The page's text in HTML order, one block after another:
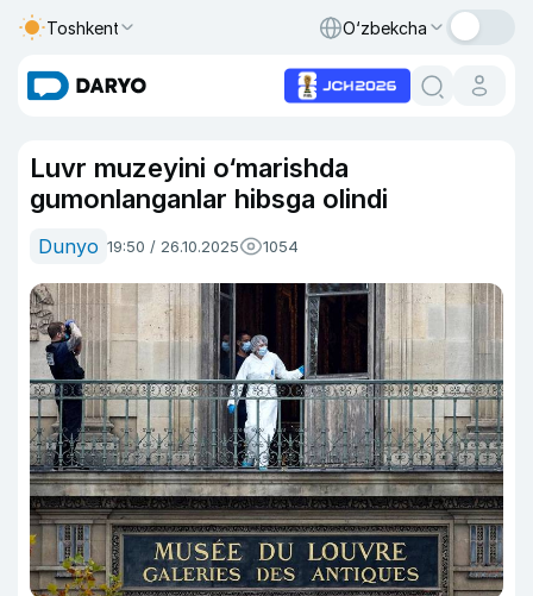
Toshkent O‘zbekcha
Luvr muzeyini o‘marishda
gumonlanganlar hibsga olindi
Dunyo 19:50 / 26.10.2025 1054